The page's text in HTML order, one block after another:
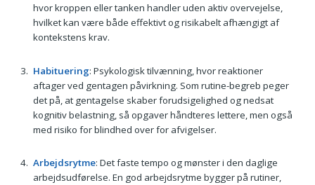
hvor kroppen eller tanken handler uden aktiv overvejelse,
hvilket kan være både effektivt og risikabelt afhængigt af
kontekstens krav.
Habituering: Psykologisk tilvænning, hvor reaktioner
aftager ved gentagen påvirkning. Som rutine-begreb peger
det på, at gentagelse skaber forudsigelighed og nedsat
kognitiv belastning, så opgaver håndteres lettere, men også
med risiko for blindhed over for afvigelser.
Arbejdsrytme: Det faste tempo og mønster i den daglige
arbejdsudførelse. En god arbejdsrytme bygger på rutiner,